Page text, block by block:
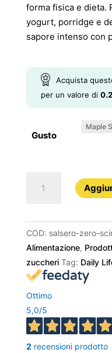
forma fisica e dieta.
yogurt, porridge e
sapore intenso con
Acquista
per un valore di
Gusto
Zero
quantità
COD: salsero-zero-
Alimentazione,
zuccheri Tag: Daily
Ottimo
5,0/5
2 recensioni prodotto